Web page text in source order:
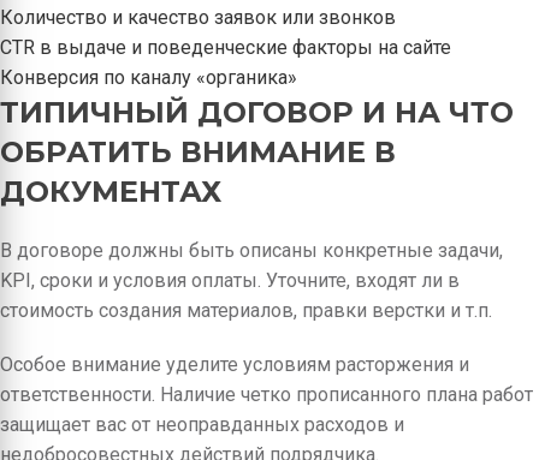
Количество и качество заявок или звонков
CTR в выдаче и поведенческие факторы на сайте
Конверсия по каналу «органика»
ТИПИЧНЫЙ ДОГОВОР И НА ЧТО
ОБРАТИТЬ ВНИМАНИЕ В
ДОКУМЕНТАХ
В договоре должны быть описаны конкретные задачи,
KPI, сроки и условия оплаты. Уточните, входят ли в
стоимость создания материалов, правки верстки и т.п.
Особое внимание уделите условиям расторжения и
ответственности. Наличие четко прописанного плана работ
защищает вас от неоправданных расходов и
недобросовестных действий подрядчика.